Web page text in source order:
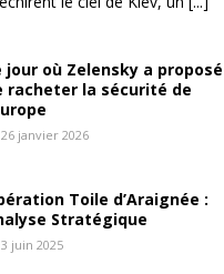
jour où Zelensky a proposé
racheter la sécurité de
26 janvier 2026
Toile d’Araignée :
Stratégique
3 juin 2025